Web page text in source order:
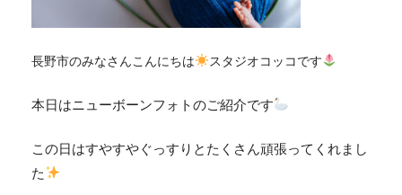
長野市のみなさんこんにちは スタジオコッコです
本日はニューボーンフォトのご紹介です
この日はすやすやぐっすりとたくさん頑張ってくれまし
た